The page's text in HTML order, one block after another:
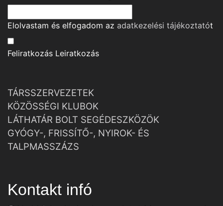
Elolvastam és elfogadom az adatkezelési tájékoztatót
Feliratkozás Leiratkozás
TÁRSSZERVEZETEK
KÖZÖSSÉGI KLUBOK
LÁTHATÁR BOLT SEGÉDESZKÖZÖK
GYÓGY-, FRISSÍTŐ-, NYIROK- ÉS
TALPMASSZÁZS
Kontakt infó